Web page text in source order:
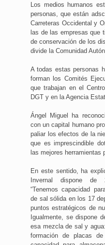
Los medios humanos
personas, que están
Carreteras Occidental y
las de las empresas que
de conservación de los
divide la Comunidad
A todas estas personas
forman los Comités
que trabajan en el
DGT y en la Agencia
Ángel Miguel ha
con un capital humano
paliar los efectos de la
que es imprescindible
las mejores herramientas
En este sentido, ha
Invernal dispone de
“Tenemos capacidad
de sal sólida en los 17
puntos estratégicos de
Igualmente, se dispone
esa mezcla de sal y
formación de placas